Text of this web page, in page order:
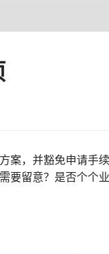
案，并豁免申请手
要留意？是否个个